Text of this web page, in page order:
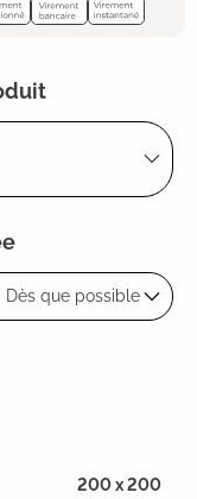
Dès que possible
200 x 200